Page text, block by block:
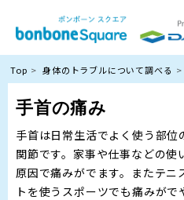
Top 身体のトラブルについて調べる
手首の痛み
手首は日常生活でよく使う部
関節です。家事や仕事などの
原因で痛みがでます。またテニ
トを使うスポーツでも痛みが